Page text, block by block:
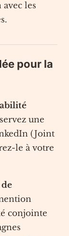
les
pour la
une
(Joint
le à votre
conjointe